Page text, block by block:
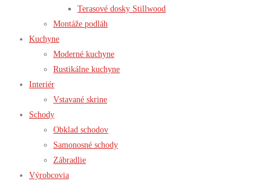
Terasové dosky Stillwood
Montáže podláh
Kuchyne
Moderné kuchyne
Rustikálne kuchyne
Interiér
Vstavané skrine
Schody
Obklad schodov
Samonosné schody
Zábradlie
Výrobcovia